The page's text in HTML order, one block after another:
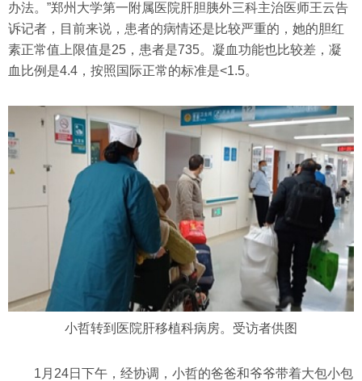
办法。”郑州大学第一附属医院肝胆胰外三科主治医师王云告
诉记者，目前来说，患者的病情还是比较严重的，她的胆红
素正常值上限值是25，患者是735。凝血功能也比较差，凝
血比例是4.4，按照国际正常的标准是<1.5。
小哲转到医院肝移植科病房。受访者供图
1月24日下午，经协调，小哲的爸爸和爷爷带着大包小包